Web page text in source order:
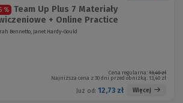
%
Team Up Plus 7 Materiały
+ Online Practice
Bennetto, Janet Hardy-Gould
Cena regularna: 13,40 zł
Najniższa cena z 30 dni przed obniżką: 13,40 zł
Już od: 12,73 zł Więcej